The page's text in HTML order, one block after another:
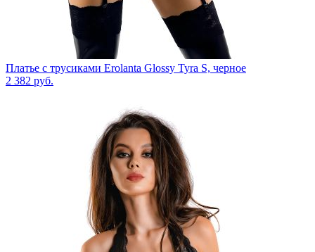
Платье с трусиками Erolanta Glossy Tyra S, черное
2 382 руб.